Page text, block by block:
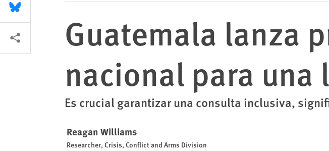
Guatemala lanza
nacional para una
Es crucial garantizar una consulta inclusiva,
Reagan Williams
Researcher, Crisis, Conflict and Arms Division
Share this via Bluesky
Share this via Compartir